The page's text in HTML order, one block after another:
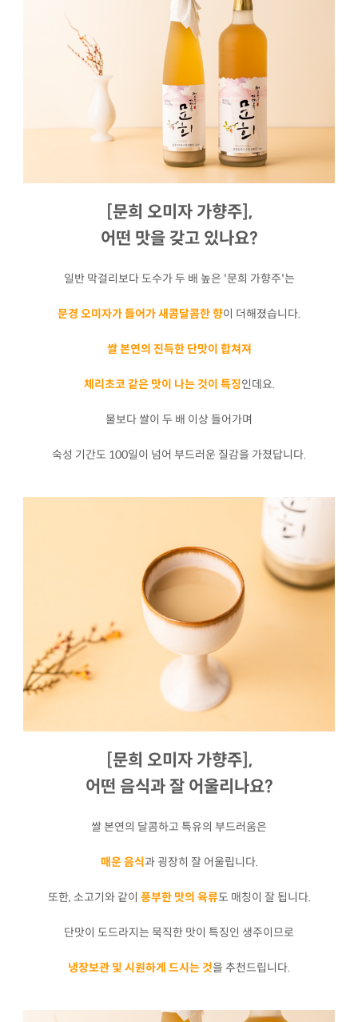
[문희 오미자 가향주],
어떤 맛을 갖고 있나요?
일반 막걸리보다 도수가 두 배 높은 '문희 가향주'는
문경 오미자가 들어가 새콤달콤한 향이 더해졌습니다.
쌀 본연의 진득한 단맛이 합쳐져
체리초코 같은 맛이 나는 것이 특징인데요.
물보다 쌀이 두 배 이상 들어가며
숙성 기간도 100일이 넘어 부드러운 질감을 가졌답니다.
[문희 오미자 가향주],
어떤 음식과 잘 어울리나요?
쌀 본연의 달콤하고 특유의 부드러움은
매운 음식과 굉장히 잘 어울립니다.
또한, 소고기와 같이 풍부한 맛의 육류도 매칭이 잘 됩니다.
단맛이 도드라지는 묵직한 맛이 특징인 생주이므로
냉장보관 및 시원하게 드시는 것을 추천드립니다.